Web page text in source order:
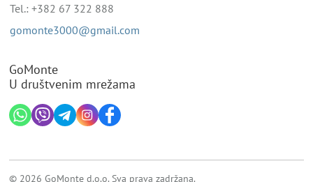
Tel.: +382 67 322 888
gomonte3000@gmail.com
GoMonte
U društvenim mrežama
© 2026 GoMonte d.o.o. Sva prava zadržana.